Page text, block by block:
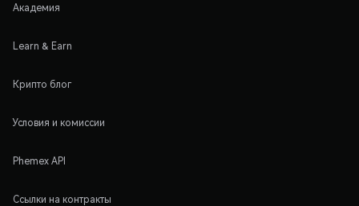
Академия
Learn & Earn
Крипто блог
Условия и комиссии
Phemex API
Ссылки на контракты